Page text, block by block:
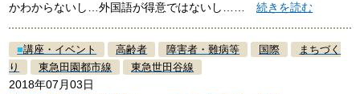
かわからないし…外国語が得意ではないし……続きを読む
■講座・イベント 高齢者 障害者・難病等 国際
まちづく
り
東急田園都市線 東急世田谷線
2018年07月03日